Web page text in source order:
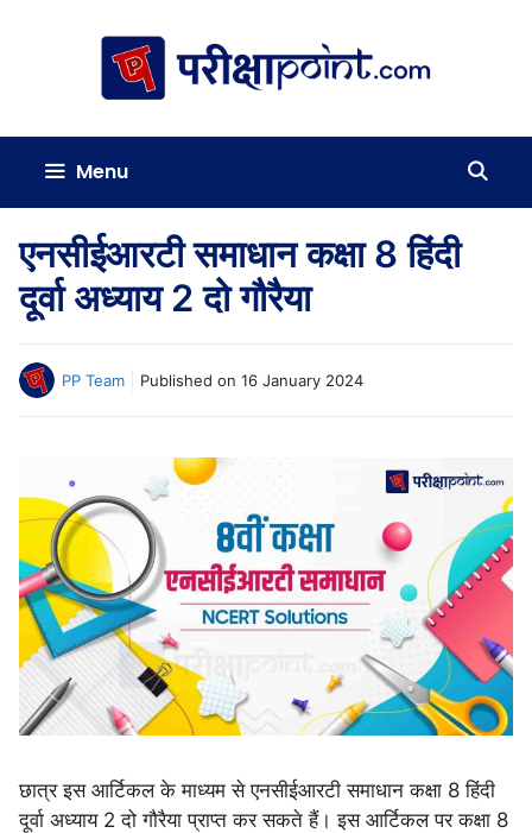
Menu
एनसीईआरटी समाधान कक्षा 8 हिंदी
दूर्वा अध्याय 2 दो गौरैया
PP Team Published on 16 January 2024
छात्र इस आर्टिकल के माध्यम से एनसीईआरटी समाधान कक्षा 8 हिंदी
दूर्वा अध्याय 2 दो गौरैया प्राप्त कर सकते हैं। इस आर्टिकल पर कक्षा 8